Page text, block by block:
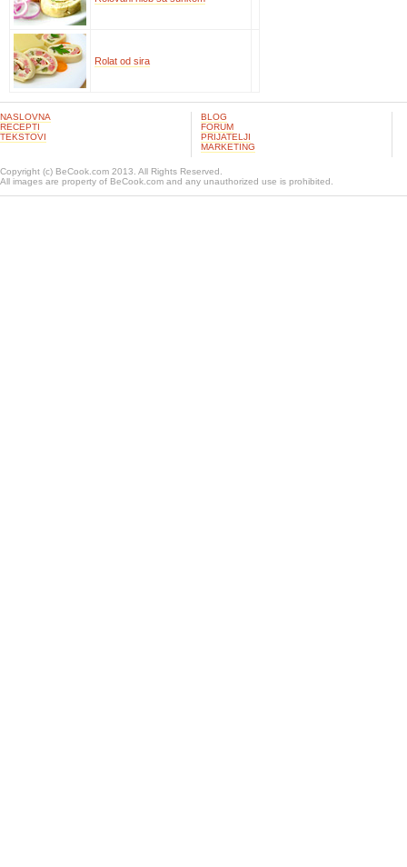
Rolat od sira
NASLOVNA
RECEPTI
TEKSTOVI
BLOG
FORUM
PRIJATELJI
MARKETING
Copyright (c) BeCook.com 2013. All Rights Reserved.
All images are property of BeCook.com and any unauthorized use is prohibited.